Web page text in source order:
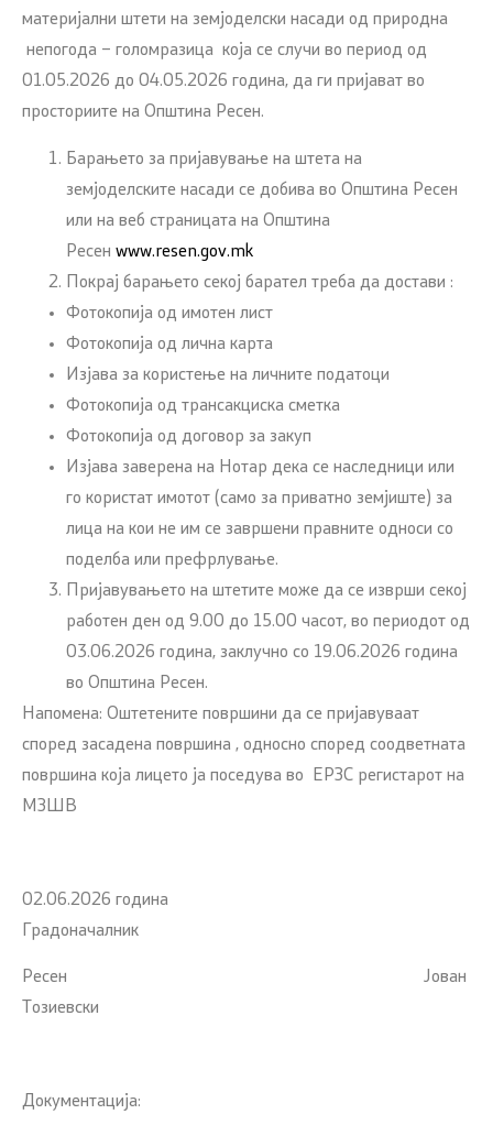
материјални штети на земјоделски насади од природна
непогода – голомразица која се случи во период од
01.05.2026 до 04.05.2026 година, да ги пријават во
просториите на Општина Ресен.
Барањето за пријавување на штета на
земјоделските насади се добива во Општина Ресен
или на веб страницата на Општина
Ресен www.resen.gov.mk
Покрај барањето секој барател треба да достави :
Фотокопија од имотен лист
Фотокопија од лична карта
Изјава за користење на личните податоци
Фотокопија од трансакциска сметка
Фотокопија од договор за закуп
Изјава заверена на Нотар дека се наследници или
го користат имотот (само за приватно земјиште) за
лица на кои не им се завршени правните односи со
поделба или префрлување.
Пријавувањето на штетите може да се изврши секој
работен ден од 9.00 до 15.00 часот, во периодот од
03.06.2026 година, заклучно со 19.06.2026 година
во Општина Ресен.
Напомена: Оштетените површини да се пријавуваат
според засадена површина , односно според соодветната
површина која лицето ја поседува во ЕРЗС регистарот на
МЗШВ
02.06.2026 година
Градоначалник
Ресен Јован
Тозиевски
Документација: